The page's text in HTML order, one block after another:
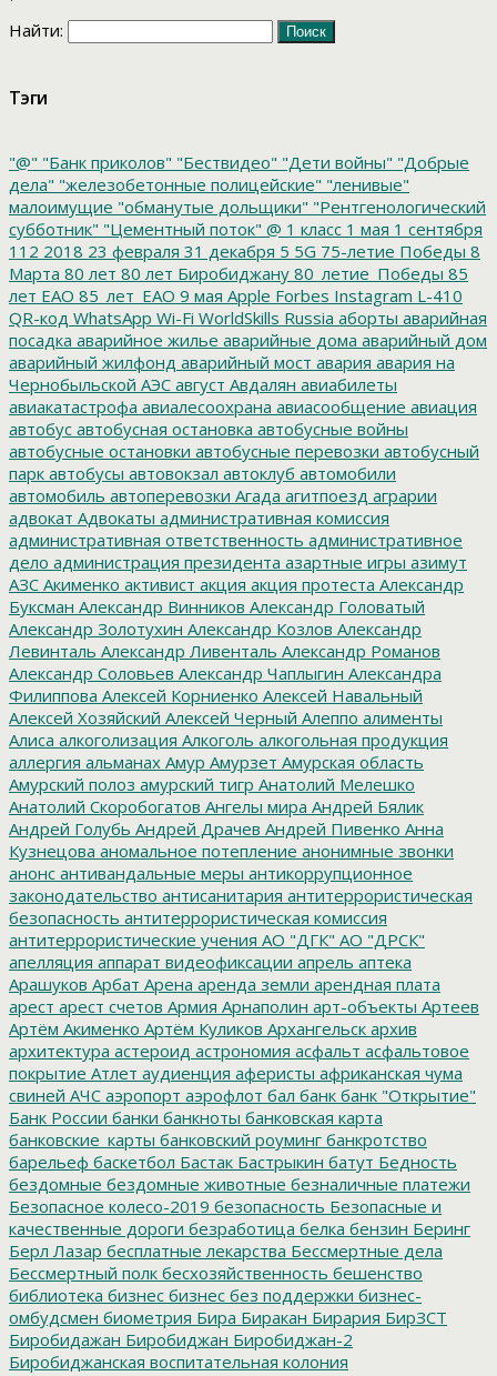
Найти:
Тэги
"@" "Банк приколов" "Бествидео" "Дети войны" "Добрые
дела" "железобетонные полицейские" "ленивые"
малоимущие "обманутые дольщики" "Рентгенологический
субботник" "Цементный поток" @ 1 класс 1 мая 1 сентября
112 2018 23 февраля 31 декабря 5 5G 75-летие Победы 8
Марта 80 лет 80 лет Биробиджану 80_летие_Победы 85
лет ЕАО 85_лет_ЕАО 9 мая Apple Forbes Instagram L-410
QR-код WhatsApp Wi-Fi WorldSkills Russia аборты аварийная
посадка аварийное жилье аварийные дома аварийный дом
аварийный жилфонд аварийный мост авария авария на
Чернобыльской АЭС август Авдалян авиабилеты
авиакатастрофа авиалесоохрана авиасообщение авиация
автобус автобусная остановка автобусные войны
автобусные остановки автобусные перевозки автобусный
парк автобусы автовокзал автоклуб автомобили
автомобиль автоперевозки Агада агитпоезд аграрии
адвокат Адвокаты административная комиссия
административная ответственность административное
дело администрация президента азартные игры азимут
АЗС Акименко активист акция акция протеста Александр
Буксман Александр Винников Александр Головатый
Александр Золотухин Александр Козлов Александр
Левинталь Александр Ливенталь Александр Романов
Александр Соловьев Александр Чаплыгин Александра
Филиппова Алексей Корниенко Алексей Навальный
Алексей Хозяйский Алексей Черный Алеппо алименты
Алиса алкоголизация Алкоголь алкогольная продукция
аллергия альманах Амур Амурзет Амурская область
Амурский полоз амурский тигр Анатолий Мелешко
Анатолий Скоробогатов Ангелы мира Андрей Бялик
Андрей Голубь Андрей Драчев Андрей Пивенко Анна
Кузнецова аномальное потепление анонимные звонки
анонс антивандальные меры антикоррупционное
законодательство антисанитария антитеррористическая
безопасность антитеррористическая комиссия
антитеррористические учения АО "ДГК" АО "ДРСК"
апелляция аппарат видеофиксации апрель аптека
Арашуков Арбат Арена аренда земли арендная плата
арест арест счетов Армия Арнаполин арт-объекты Артеев
Артём Акименко Артём Куликов Архангельск архив
архитектура астероид астрономия асфальт асфальтовое
покрытие Атлет аудиенция аферисты африканская чума
свиней АЧС аэропорт аэрофлот бал банк банк "Открытие"
Банк России банки банкноты банковская карта
банковские_карты банковский роуминг банкротство
барельеф баскетбол Бастак Бастрыкин батут Бедность
бездомные бездомные животные безналичные платежи
Безопасное колесо-2019 безопасность Безопасные и
качественные дороги безработица белка бензин Беринг
Берл Лазар бесплатные лекарства Бессмертные дела
Бессмертный полк бесхозяйственность бешенство
библиотека бизнес бизнес без поддержки бизнес-
омбудсмен биометрия Бира Биракан Бирария БирЗСТ
Биробидажан Биробиджан Биробиджан-2
Биробиджанская воспитательная колония